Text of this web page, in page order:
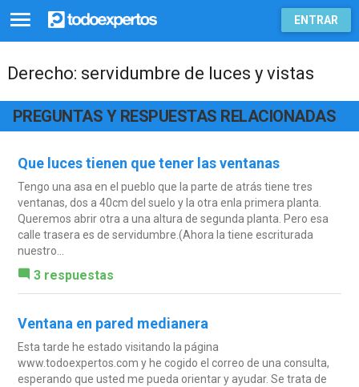
ENTRAR
Derecho: servidumbre de luces y vistas
PREGUNTAS Y RESPUESTAS RELACIONADAS
Que luces tienen que tener las ventanas
Tengo una asa en el pueblo que la parte de atrás tiene tres
ventanas, dos a 40cm del suelo y la otra enla primera planta.
Queremos abrir otra a una altura de segunda planta. Pero esa
calle trasera es de servidumbre.(Ahora la tiene escriturada
nuestro...
3 respuestas
Ventana en pared medianera
Esta tarde he estado visitando la página
www.todoexpertos.com y he cogido el correo de una consulta,
esperando que usted me pueda orientar y ayudar. Se trata de